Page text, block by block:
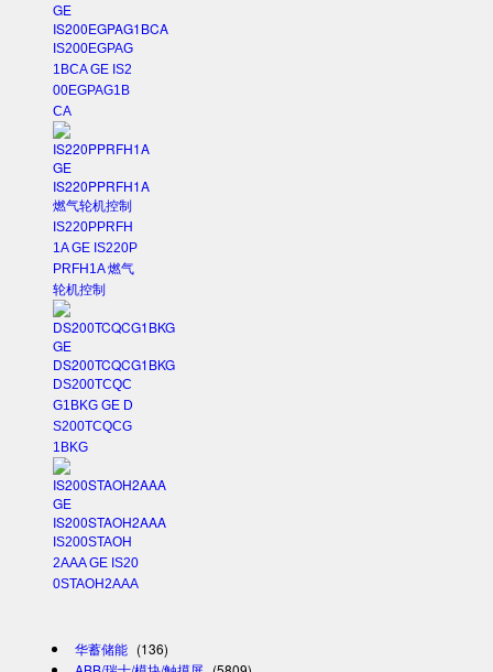
IS200EGPAG
1BCA GE IS2
00EGPAG1B
CA
IS220PPRFH
1A GE IS220P
PRFH1A 燃气
轮机控制
DS200TCQC
G1BKG GE D
S200TCQCG
1BKG
IS200STAOH
2AAA GE IS20
0STAOH2AAA
华蓄储能 (136)